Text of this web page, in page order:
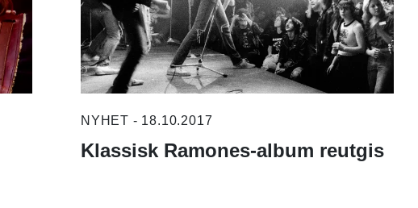
NYHET - 18.10.2017
Klassisk Ramones-album reutgis